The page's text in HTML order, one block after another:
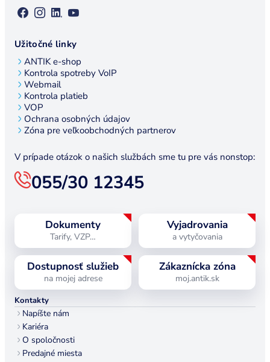
Užitočné linky
ANTIK e-shop
Kontrola spotreby VoIP
Webmail
Kontrola platieb
VOP
Ochrana osobných údajov
Zóna pre veľkoobchodných partnerov
V prípade otázok o našich službách sme tu pre vás nonstop:
055/30 12345
Dokumenty
Tarify, VZP…
Vyjadrovania
a vytyčovania
Dostupnosť služieb
na mojej adrese
Zákaznícka zóna
moj.antik.sk
Kontakty
Napíšte nám
Kariéra
O spoločnosti
Predajné miesta